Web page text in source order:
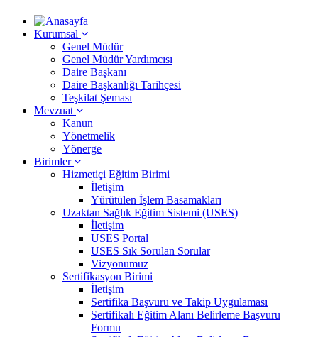
Kurumsal
Genel Müdür
Genel Müdür Yardımcısı
Daire Başkanı
Daire Başkanlığı Tarihçesi
Teşkilat Şeması
Mevzuat
Kanun
Yönetmelik
Yönerge
Birimler
Hizmetiçi Eğitim Birimi
İletişim
Yürütülen İşlem Basamakları
Uzaktan Sağlık Eğitim Sistemi (USES)
İletişim
USES Portal
USES Sık Sorulan Sorular
Vizyonumuz
Sertifikasyon Birimi
İletişim
Sertifika Başvuru ve Takip Uygulaması
Sertifikalı Eğitim Alanı Belirleme Başvuru
Formu